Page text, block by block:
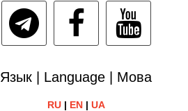
Язык | Language | Мова
RU| EN| UA